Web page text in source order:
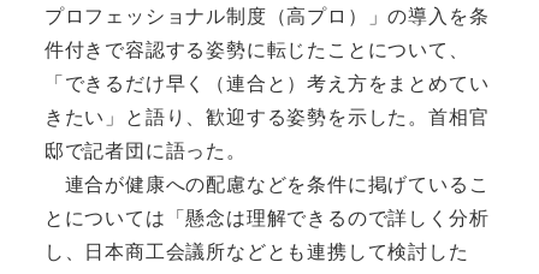
プロフェッショナル制度（高プロ）」の導入を条
件付きで容認する姿勢に転じたことについて、
「できるだけ早く（連合と）考え方をまとめてい
きたい」と語り、歓迎する姿勢を示した。首相官
邸で記者団に語った。
連合が健康への配慮などを条件に掲げているこ
とについては「懸念は理解できるので詳しく分析
し、日本商工会議所などとも連携して検討した